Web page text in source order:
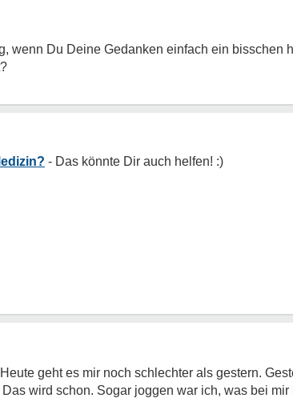
wenn Du Deine Gedanken einfach ein bisschen
geht es mir noch schlechter als gestern.
wird schon. Sogar joggen war ich, was bei